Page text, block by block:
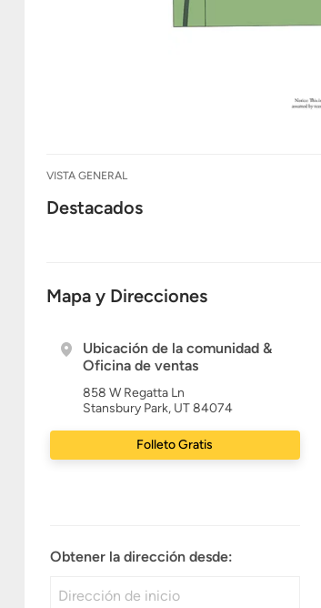
VISTA GENERAL
Destacados
Mapa y Direcciones
Ubicación de la comunidad &
Oficina de ventas
858 W Regatta Ln
Stansbury Park, UT 84074
Folleto Gratis
Obtener la dirección desde: